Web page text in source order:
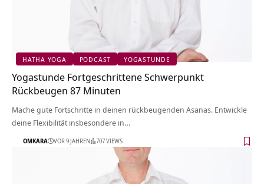
HATHA YOGA PODCAST YOGASTUNDE
Yogastunde Fortgeschrittene Schwerpunkt
Rückbeugen 87 Minuten
Mache gute Fortschritte in deinen rückbeugenden Asanas. Entwickle
deine Flexibilität insbesondere in…
OMKARA VOR 9 JAHREN 707 VIEWS